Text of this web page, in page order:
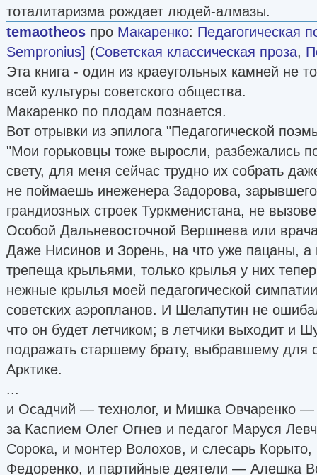
тоталитаризма рождает людей-алмазы.
temaotheos про Макаренко: Педагогическая
Sempronius] (Советская классическая проза,
Эта книга - один из краеугольных камней не
всей культуры советского общества.
Макаренко по плодам познается.
Вот отрывки из эпилога "Педагогической
"Мои горьковцы тоже выросли, разбежались
свету, для меня сейчас трудно их собрать
не поймаешь инеженера Задорова,
грандиозных строек Туркменистана, не
Особой Дальневосточной Вершнева или
Даже Нисинов и Зорень, на что уже пацаны, а
трепеща крыльями, только крылья у них
нежные крылья моей педагогической
советских аэропланов. И Шелапутин не
что он будет летчиком; в летчики выходит и
подражать старшему брату, выбравшему для
Арктике.
...
и Осадчий — технолог, и Мишка Овчаренко
за Каспием Олег Огнев и педагог Маруся
Сорока, и монтер Волохов, и слесарь
Федоренко, и партийные деятели — Алешка